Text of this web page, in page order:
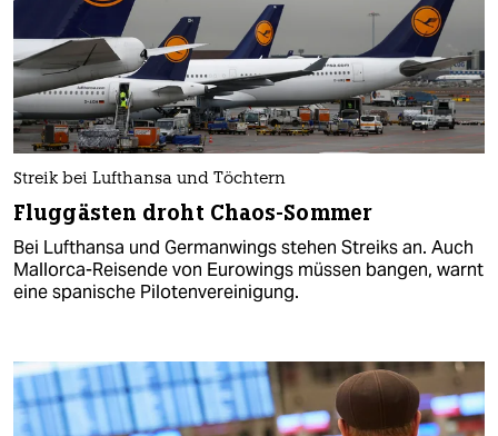
Streik bei Lufthansa und Töchtern
Fluggästen droht Chaos-Sommer
Bei Lufthansa und Germanwings stehen Streiks an. Auch
Mallorca-Reisende von Eurowings müssen bangen, warnt
eine spanische Pilotenvereinigung.